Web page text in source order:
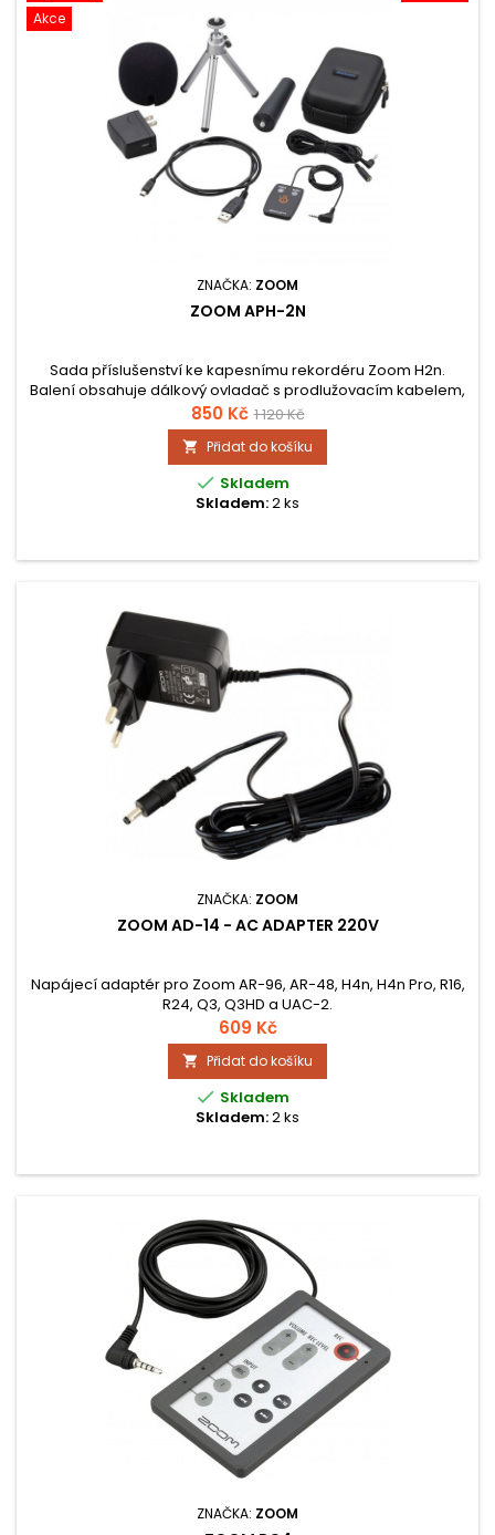
Akce
ZNAČKA: ZOOM
ZOOM APH-2N
Sada příslušenství ke kapesnímu rekordéru Zoom H2n.
Balení obsahuje dálkový ovladač s prodlužovacím kabelem,
adaptér AD-17 USB-type, protivětrný mikrofonní kryt, USB
kabel, nastavitelnou trojnožku, polstrovaný obal a mic clip
adaptér.
850 Kč 1 120 Kč
 Přidat do košíku
 Skladem
Skladem:2 ks
ZNAČKA: ZOOM
ZOOM AD-14 - AC ADAPTER 220V
Napájecí adaptér pro Zoom AR-96, AR-48, H4n, H4n Pro, R16,
R24, Q3, Q3HD a UAC-2.
609 Kč
 Přidat do košíku
 Skladem
Skladem:2 ks
ZNAČKA: ZOOM